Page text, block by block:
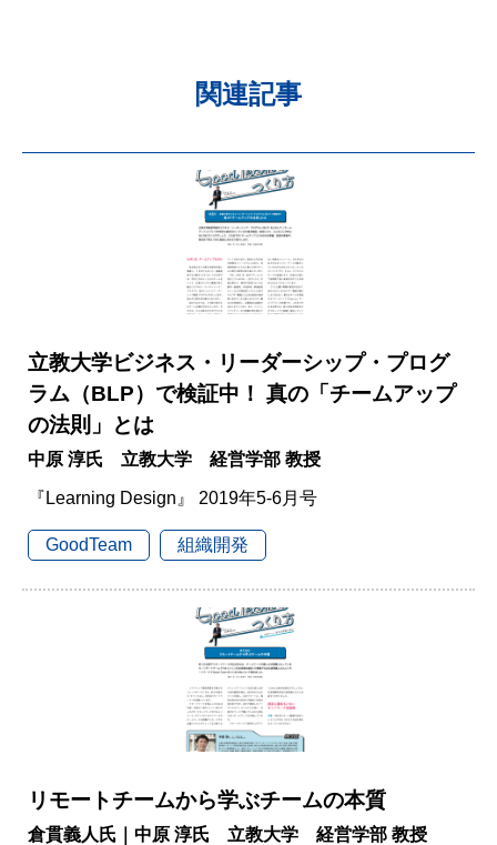
関連記事
立教大学ビジネス・リーダーシップ・プログ
ラム（BLP）で検証中！ 真の「チームアップ
の法則」とは
中原 淳氏 立教大学 経営学部 教授
『Learning Design』 2019年5-6月号
GoodTeam 組織開発
リモートチームから学ぶチームの本質
倉貫義人氏｜中原 淳氏 立教大学 経営学部 教授